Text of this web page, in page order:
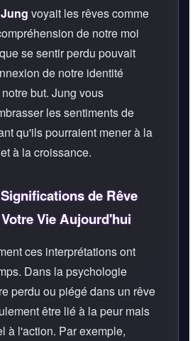
voyait les rêves comme
de notre moi
se sentir perdu pouvait
de notre identité
but. Jung vous
les sentiments de
qu'ils pourraient mener à la
à la croissance.
de Rêve
Vie Aujourd'hui
ces interprétations ont
Dans la psychologie
perdu ou piégé dans un rêve
être lié à la peur mais
à l'action. Par exemple,